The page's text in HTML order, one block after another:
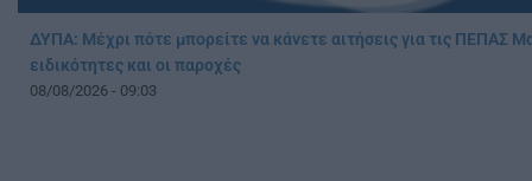
ΔΥΠΑ: Μέχρι πότε μπορείτε να κάνετε αιτήσεις για τις ΠΕΠΑΣ
ειδικότητες και οι παροχές
08/08/2026 - 09:03